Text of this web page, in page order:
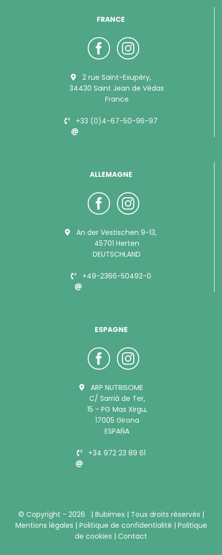
FRANCE
2 rue Saint-Exupéry,
34430 Saint Jean de Védas
France
+33 (0)4-67-50-96-97
ALLEMAGNE
An der Vestischen 9-13,
45701 Herten
DEUTSCHLAND
+49-2366-50492-0
ESPAGNE
ARP NUTRISOME
C/ Sarrià de Ter,
15 - PG Mas Xirgu,
17005 Girona
ESPAÑA
+34 972 23 89 61
© Copyright - 2026 | Bubimex | Tous droits réservés |
Mentions légales | Politique de confidentialité | Politique
de cookies | Contact